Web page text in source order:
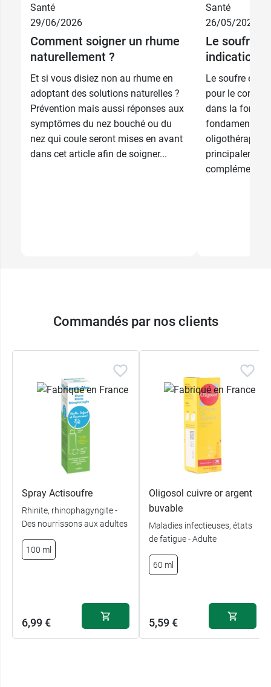
Santé
29/06/2026
Comment soigner un rhume
naturellement ?
Et si vous disiez non au rhume en
adoptant des solutions naturelles ?
Prévention mais aussi réponses aux
symptômes du nez bouché ou du
nez qui coule seront mises en avant
dans cet article afin de soigner...
Santé
26/05/2026
Le soufre :
indications
Le soufre est
pour le corps
dans la
fondamentaux
oligothérapie,
complément...
Commandés par nos clients
Spray Actisoufre
Rhinite, rhinophagyngite -
Des nourrissons aux adultes
100 ml
6,99 €
Oligosol cuivre or argent
buvable
Maladies infectieuses, états
de fatigue - Adulte
60 ml
5,59 €